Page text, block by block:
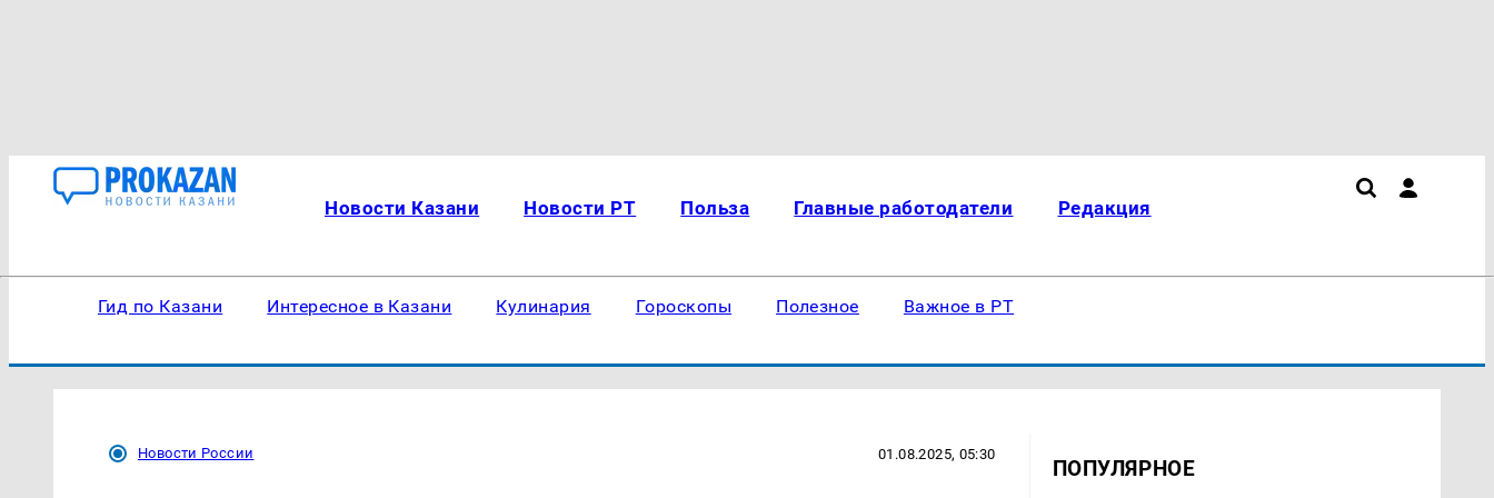
Новости Казани Новости РТ Польза Главные работодатели Редакция
Гид по Казани Интересное в Казани Кулинария Гороскопы Полезное Важное в РТ
Новости России 01.08.2025, 05:30
ПОПУЛЯРНОЕ